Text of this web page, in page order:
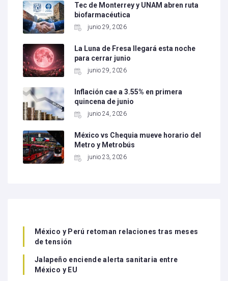
Tec de Monterrey y UNAM abren ruta
biofarmacéutica
junio 29, 2026
La Luna de Fresa llegará esta noche
para cerrar junio
junio 29, 2026
Inflación cae a 3.55% en primera
quincena de junio
junio 24, 2026
México vs Chequia mueve horario del
Metro y Metrobús
junio 23, 2026
México y Perú retoman relaciones tras meses
de tensión
Jalapeño enciende alerta sanitaria entre
México y EU